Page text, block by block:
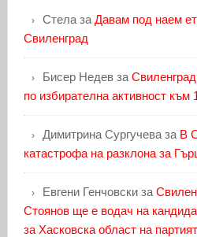
Стелаза Давам под наем
Свиленград
Бисер Недевза
по избирателна активност към
Димитрина Сургучеваза В
катастрофа на разклона за
Евгени Генчовскиза
Стоянов ще е водач на
за Хасковска област на